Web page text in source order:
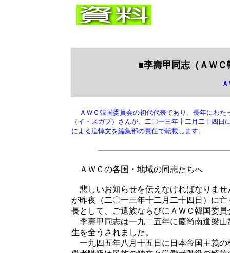
■李壽甲 同志（ ＡＷ
ＡＷＣ韓国委員会の初代代表であり、長年にわ
（イ・スガプ）さんが、二〇一三年十二月二十四
による追悼文を編集部の責任で転載します。
ＡＷＣの各国・地域の同志たちへ
悲しいお知らせを伝えなければなりませ
が昨夜（二〇一三年十二月二十四日）に
長として、ご遺族ならびにＡＷＣ韓国委
李壽甲同志は一九二五年に慶尚南道梁山
生を全うされました。
一九四五年八月十五日に日本帝国主義の